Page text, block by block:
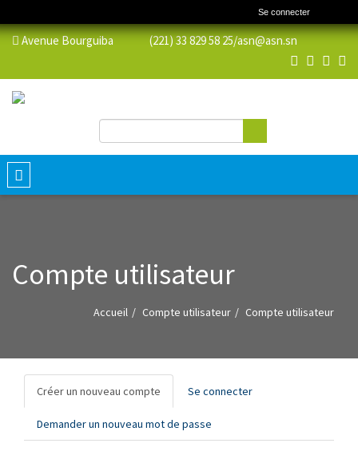
Se connecter
Avenue Bourguiba (221) 33 829 58 25/asn@asn.sn
Formulaire de recherche
Toggle
navigation
Compte utilisateur
Accueil Compte utilisateur Compte utilisateur
Onglets
principaux
Créer un nouveau compte (onglet
actif)
Se connecter
Demander un nouveau mot de passe